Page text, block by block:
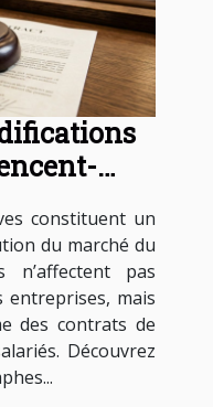
constituent un
du marché du
n’affectent pas
entreprises, mais
des contrats de
Découvrez